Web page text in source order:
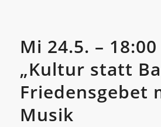
Mi 24.5. –
„Kultur statt
Friedensgebet
Musik